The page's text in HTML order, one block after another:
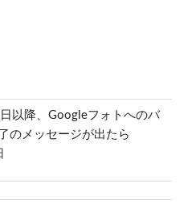
以降、Googleフォトへのバ
のメッセージが出たら